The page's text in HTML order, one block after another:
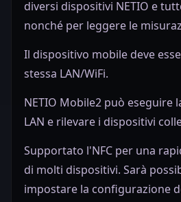
diversi dispositivi NETIO e
nonché per leggere le
Il dispositivo mobile deve
stessa LAN/WiFi.
NETIO Mobile2 può eseguire
LAN e rilevare i dispositivi
Supportato l'NFC per una
di molti dispositivi. Sarà
impostare la configurazione